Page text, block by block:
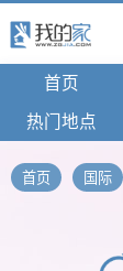
首页
热门地点
首页 国际